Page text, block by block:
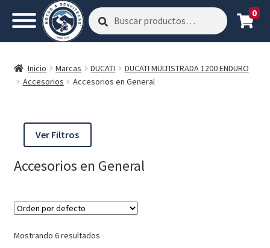
Buscar
por:
Buscar 0
Inicio Marcas DUCATI
DUCATI MULTISTRADA 1200 ENDURO
Accesorios
Accesorios en General
Ver Filtros
Accesorios en General
Mostrando 6 resultados